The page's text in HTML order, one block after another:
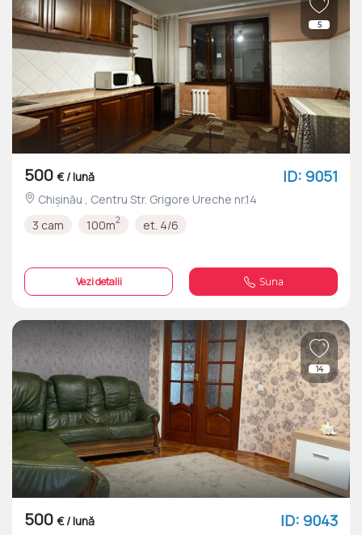
5
500 € / lună ID: 9051
Chișinău , Centru Str. Grigore Ureche nr.14
3 cam
100m2 et. 4/6
Vezi detalii Suna
14
500 € / lună ID: 9043